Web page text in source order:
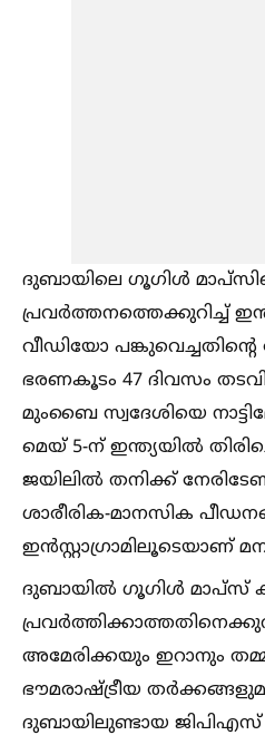
ദുബായിലെ ഗൂഗിള്‍
പ്രവർത്തനത്തെക്കുറിച്ച്‌
വീഡിയോ
ഭരണകൂടം 47 ദിവസം
മുംബൈ സ്വദേശിയെ
മെയ് 5-ന് ഇന്ത്യയില്‍
ജയിലില്‍ തനിക്ക്
ശാരീരിക-മാനസിക
ഇൻസ്റ്റാഗ്രാമിലൂടെയാണ്
ദുബായില്‍ ഗൂഗിള്‍ മാപ്സ്
അമേരിക്കയും ഇറാനും
ഭൗമരാഷ്ട്രീയ
ദുബായിലുണ്ടായ ജിപിഎസ്